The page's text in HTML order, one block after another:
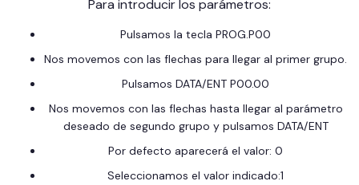
Para introducir los parámetros:
Pulsamos la tecla PROG.P00
Nos movemos con las flechas para llegar al primer grupo.
Pulsamos DATA/ENT P00.00
Nos movemos con las flechas hasta llegar al parámetro
deseado de segundo grupo y pulsamos DATA/ENT
Por defecto aparecerá el valor: 0
Seleccionamos el valor indicado:1